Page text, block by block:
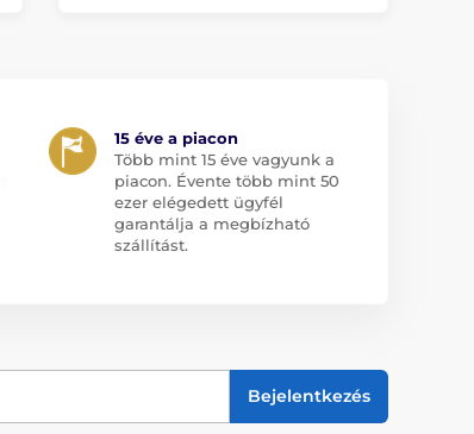
15 éve a piacon
Több mint 15 éve vagyunk a
piacon. Évente több mint 50
ezer elégedett ügyfél
garantálja a megbízható
szállítást.
Bejelentkezés